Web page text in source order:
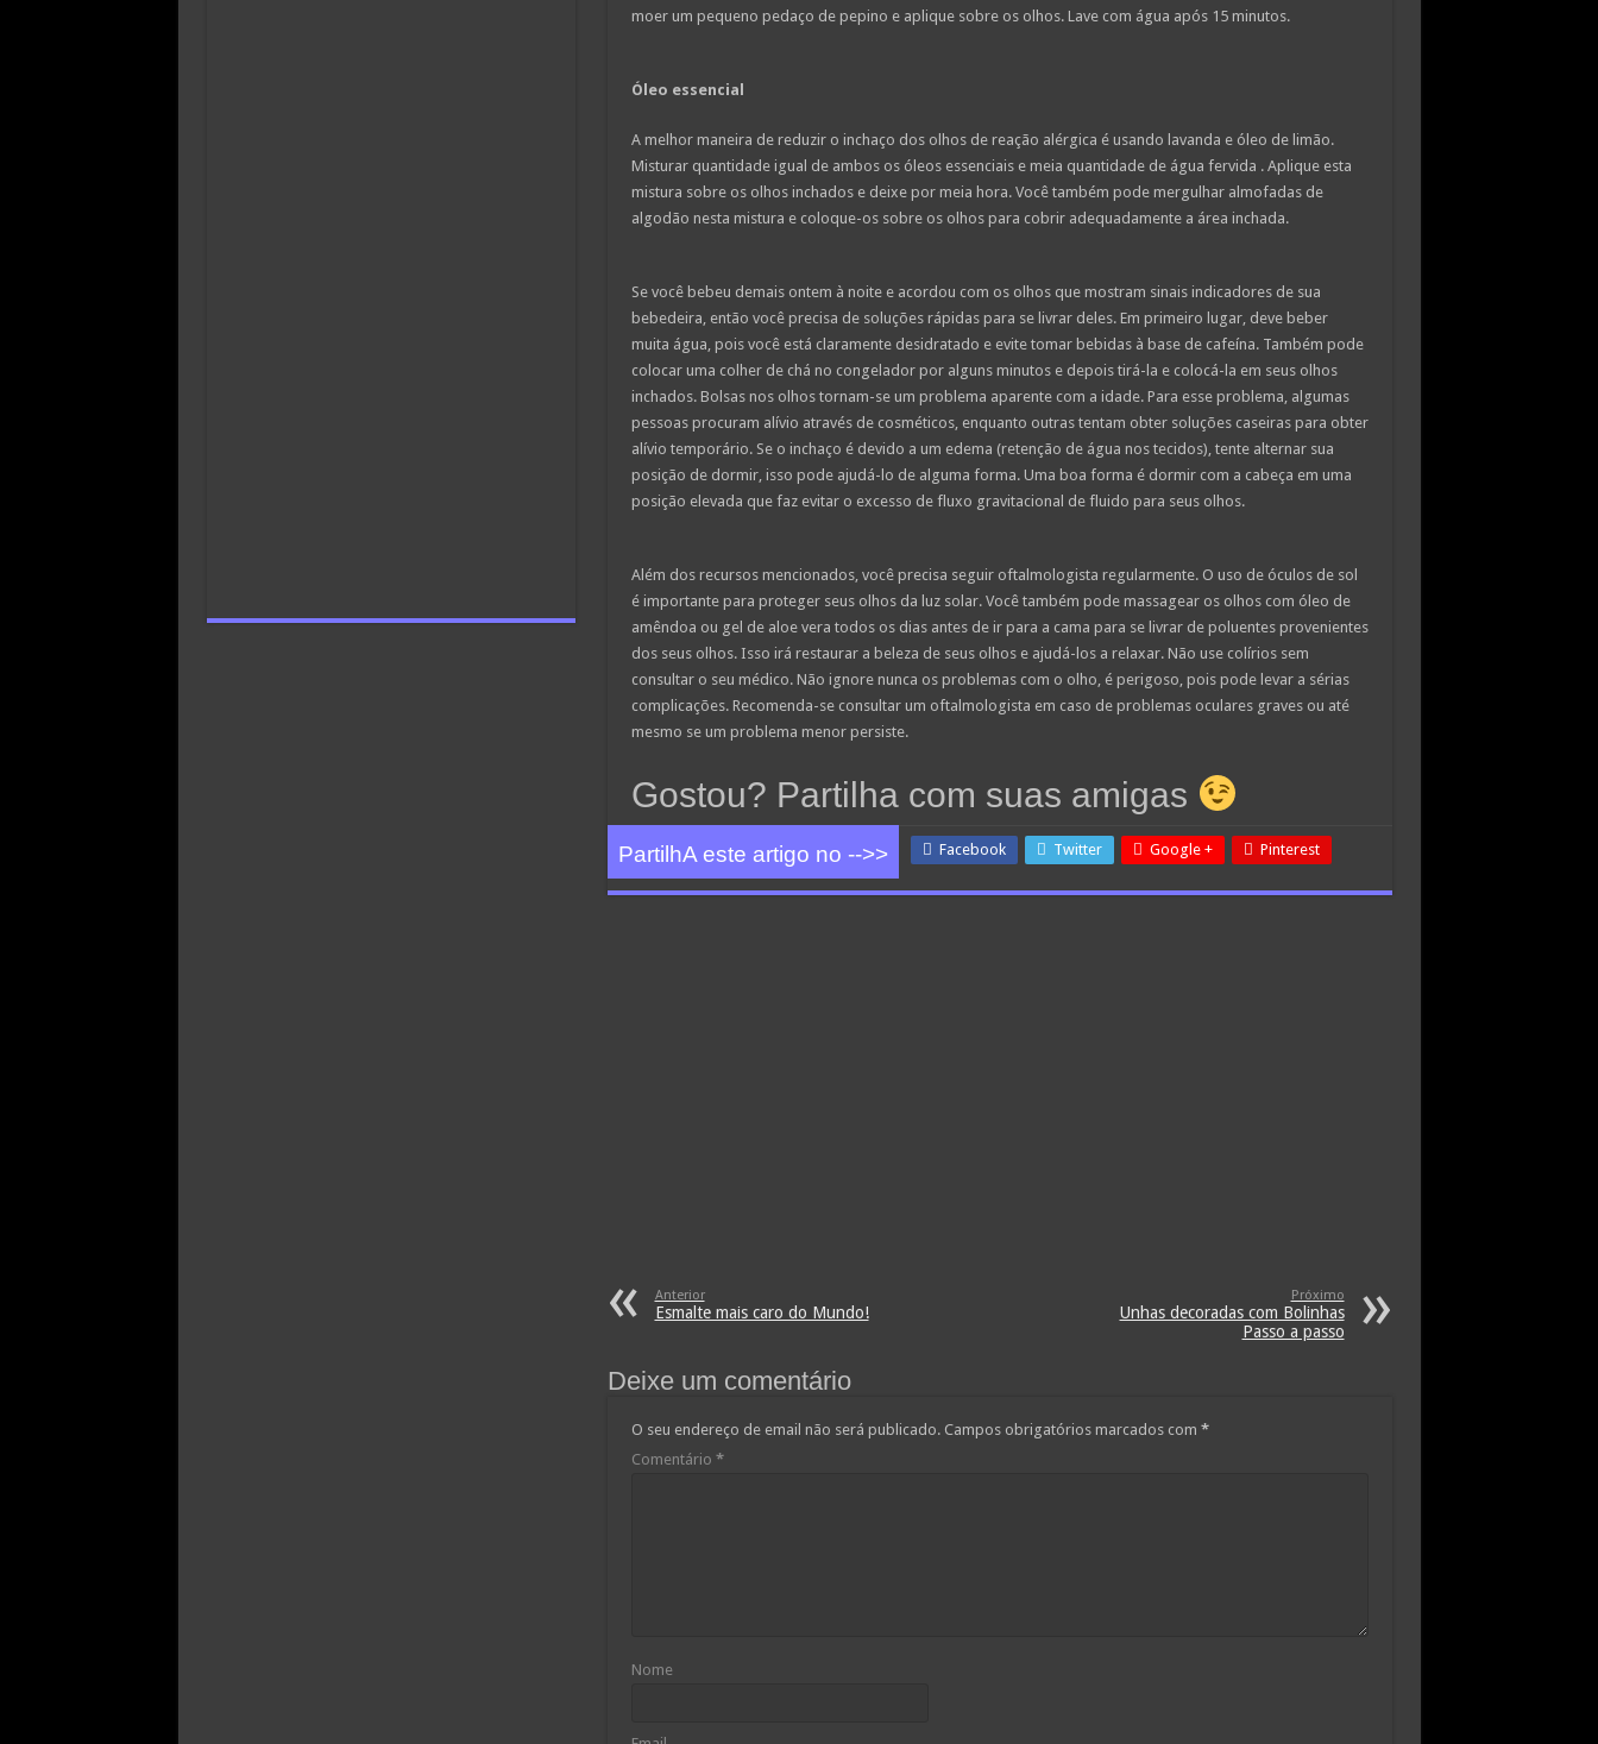
moer um pequeno pedaço de pepino e aplique sobre os olhos. Lave com água após 15 minutos.
Óleo essencial
A melhor maneira de reduzir o inchaço dos olhos de reação alérgica é usando lavanda e óleo de limão.
Misturar quantidade igual de ambos os óleos essenciais e meia quantidade de água fervida . Aplique esta
mistura sobre os olhos inchados e deixe por meia hora. Você também pode mergulhar almofadas de
algodão nesta mistura e coloque-os sobre os olhos para cobrir adequadamente a área inchada.
Se você bebeu demais ontem à noite e acordou com os olhos que mostram sinais indicadores de sua
bebedeira, então você precisa de soluções rápidas para se livrar deles. Em primeiro lugar, deve beber
muita água, pois você está claramente desidratado e evite tomar bebidas à base de cafeína. Também pode
colocar uma colher de chá no congelador por alguns minutos e depois tirá-la e colocá-la em seus olhos
inchados. Bolsas nos olhos tornam-se um problema aparente com a idade. Para esse problema, algumas
pessoas procuram alívio através de cosméticos, enquanto outras tentam obter soluções caseiras para obter
alívio temporário. Se o inchaço é devido a um edema (retenção de água nos tecidos), tente alternar sua
posição de dormir, isso pode ajudá-lo de alguma forma. Uma boa forma é dormir com a cabeça em uma
posição elevada que faz evitar o excesso de fluxo gravitacional de fluido para seus olhos.
Além dos recursos mencionados, você precisa seguir oftalmologista regularmente. O uso de óculos de sol
é importante para proteger seus olhos da luz solar. Você também pode massagear os olhos com óleo de
amêndoa ou gel de aloe vera todos os dias antes de ir para a cama para se livrar de poluentes provenientes
dos seus olhos. Isso irá restaurar a beleza de seus olhos e ajudá-los a relaxar. Não use colírios sem
consultar o seu médico. Não ignore nunca os problemas com o olho, é perigoso, pois pode levar a sérias
complicações. Recomenda-se consultar um oftalmologista em caso de problemas oculares graves ou até
mesmo se um problema menor persiste.
Gostou? Partilha com suas amigas
PartilhA este artigo no -->> Facebook Twitter Google + Pinterest
Anterior
Esmalte mais caro do Mundo!
Próximo
Unhas decoradas com Bolinhas
Passo a passo
Deixe um comentário
O seu endereço de email não será publicado. Campos obrigatórios marcados com *
Comentário *
Nome